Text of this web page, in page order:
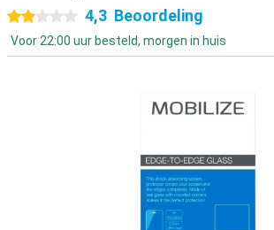
2 sterren4,3 Beoordeling
Voor 22:00 uur besteld, morgen in huis